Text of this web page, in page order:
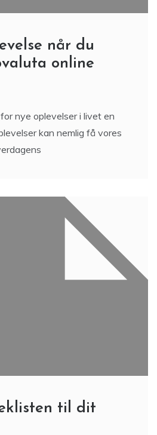
når du
online
nye oplevelser i livet en
kan nemlig få vores
til dit